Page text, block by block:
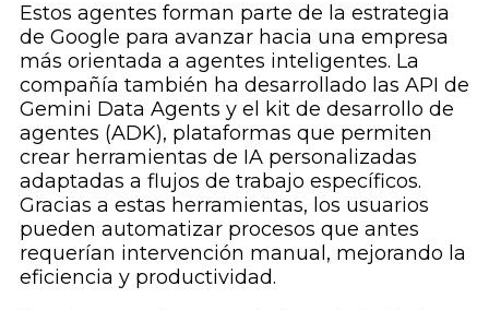
Estos agentes forman parte de la estrategia
de Google para avanzar hacia una empresa
más orientada a agentes inteligentes. La
compañía también ha desarrollado las API de
Gemini Data Agents y el kit de desarrollo de
agentes (ADK), plataformas que permiten
crear herramientas de IA personalizadas
adaptadas a flujos de trabajo específicos.
Gracias a estas herramientas, los usuarios
pueden automatizar procesos que antes
requerían intervención manual, mejorando la
eficiencia y productividad.